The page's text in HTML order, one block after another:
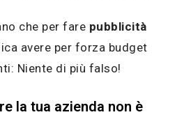
che per fare pubblicità
avere per forza budget
Niente di più falso!
la tua azienda non è